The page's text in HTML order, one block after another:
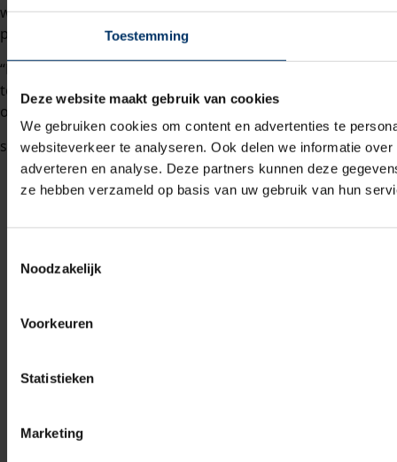
Toestemming
Deze website maakt gebruik van cookies
We gebruiken cookies om content en advertenties te
websiteverkeer te analyseren. Ook delen we informatie
adverteren en analyse. Deze partners kunnen deze
ze hebben verzameld op basis van uw gebruik van hun
Noodzakelijk
Voorkeuren
Statistieken
Marketing
wordt uitgebreid en we halen de bezem door veel
processen. Altijd op zoek naar de verbeteringen.”
“Maak ik het verschil? Ik denk het wel, want door kennis
te hebben van de processen kan ik meedenken over
oplossingen.”